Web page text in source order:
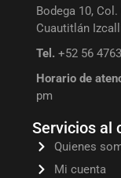
Bodega 10,
Cuautitlán
Tel. +52 56
Horario de
pm
Servicios al
Quienes
Mi cuenta